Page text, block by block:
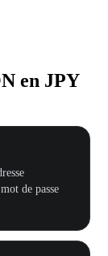
en JPY
de passe